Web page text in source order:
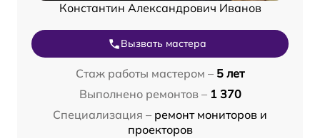
Константин Александрович Иванов
Вызвать мастера
Стаж работы мастером – 5 лет
Выполнено ремонтов – 1 370
Специализация – ремонт мониторов и
проекторов